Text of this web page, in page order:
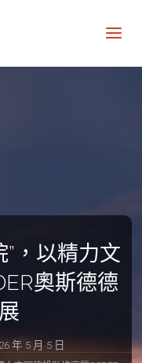
”，以精力文
奧斯德德
年 5 月 5 日